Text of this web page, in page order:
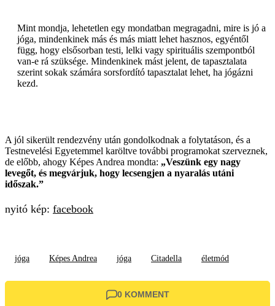
Mint mondja, lehetetlen egy mondatban megragadni, mire is jó a
jóga, mindenkinek más és más miatt lehet hasznos, egyéntől
függ, hogy elsősorban testi, lelki vagy spirituális szempontból
van-e rá szüksége. Mindenkinek mást jelent, de tapasztalata
szerint sokak számára sorsfordító tapasztalat lehet, ha jógázni
kezd.
A jól sikerült rendezvény után gondolkodnak a folytatáson, és a
Testnevelési Egyetemmel karöltve további programokat szerveznek,
de előbb, ahogy Képes Andrea mondta: „Veszünk egy nagy
levegőt, és megvárjuk, hogy lecsengjen a nyaralás utáni
időszak.”
nyitó kép: facebook
jóga Képes Andrea jóga Citadella életmód
0 KOMMENT